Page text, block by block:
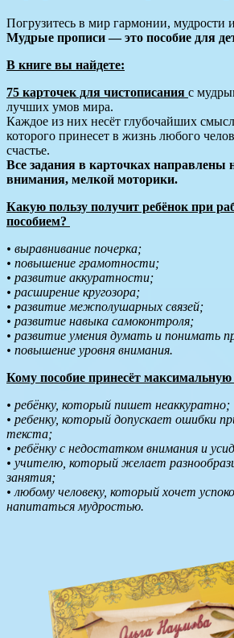
Погрузитесь в мир гармонии, мудрости
Мудрые прописи — это пособие для
В книге вы найдете:
75 карточек для чистописания с
лучших умов мира.
Каждое из них несёт глубочайших
которого принесет в жизнь любого
счастье.
Все задания в карточках направлены
внимания, мелкой моторики.
Какую пользу получит ребёнок при
пособием?
• выравнивание почерка;
• повышение грамотности;
• развитие аккуратности;
• расширение кругозора;
• развитие межполушарных связей;
• развитие навыка самоконтроля;
• развитие умения думать и понимать
• повышение уровня внимания.
Кому пособие принесёт максимальную
• ребёнку, который пишет неаккуратно;
• ребенку, который допускает ошибки
текста;
• ребёнку с недостатком внимания и
• учителю, который желает
занятия;
• любому человеку, который хочет
напитаться мудростью.